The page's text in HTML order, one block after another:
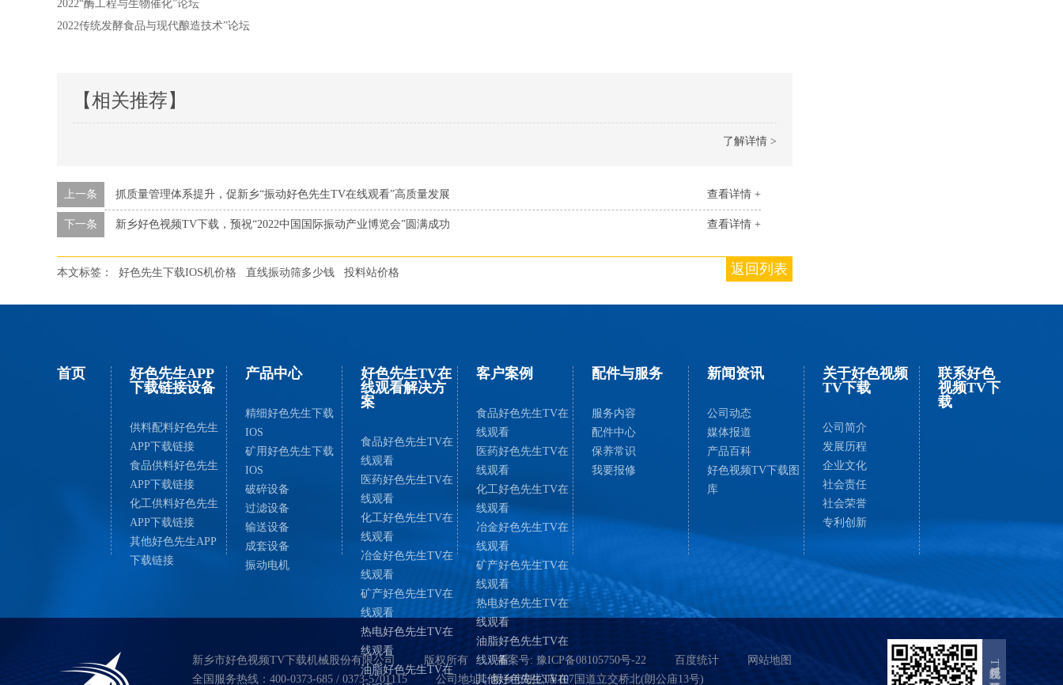
2022“酶工程与生物催化”论坛
2022传统发酵食品与现代酿造技术”论坛
【相关推荐】
了解详情 >
查看详情 +
上一条 抓质量管理体系提升，促新乡“振动好色先生TV在线观看”高质量发展
查看详情 +
下一条 新乡好色视频TV下载，预祝“2022中国国际振动产业博览会”圆满成功
返回列表
本文标签： 好色先生下载IOS机价格 直线振动筛多少钱 投料站价格
首页
好色先生APP
下载链接设备
供料配料好色先生
APP下载链接
食品供料好色先生
APP下载链接
化工供料好色先生
APP下载链接
其他好色先生APP
下载链接
产品中心
精细好色先生下载
IOS
矿用好色先生下载
IOS
破碎设备
过滤设备
输送设备
成套设备
振动电机
好色先生TV在
线观看解决方
案
食品好色先生TV在
线观看
医药好色先生TV在
线观看
化工好色先生TV在
线观看
冶金好色先生TV在
线观看
矿产好色先生TV在
线观看
热电好色先生TV在
线观看
油脂好色先生TV在
客户案例
食品好色先生TV在
线观看
医药好色先生TV在
线观看
化工好色先生TV在
线观看
冶金好色先生TV在
线观看
矿产好色先生TV在
线观看
热电好色先生TV在
线观看
油脂好色先生TV在
线观看
其他好色先生TV在
配件与服务
服务内容
配件中心
保养常识
我要报修
新闻资讯
公司动态
媒体报道
产品百科
好色视频TV下载图
库
关于好色视频
TV下载
公司简介
发展历程
企业文化
社会责任
社会荣誉
专利创新
联系好色
视频TV下
载
新乡市好色视频TV下载机械股份有限公司 版权所有 备案号:豫ICP备08105750号-22 百度统计
网站地图
全国服务热线：400-0373-685 / 0373-5701115
公司地址：新乡市朗公庙107国道立交桥北(朗公庙13号)
好色视频TV下载机械